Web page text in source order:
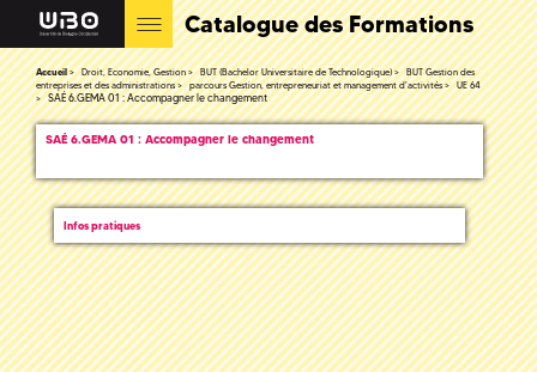
Catalogue des Formations
Accueil Droit, Economie, Gestion BUT (Bachelor Universitaire de Technologique)
BUT Gestion des
entreprises et des administrations
parcours Gestion, entrepreneuriat et management d'activités UE 64
SAÉ 6.GEMA 01 : Accompagner le changement
SAÉ 6.GEMA 01 : Accompagner le changement
Infos pratiques